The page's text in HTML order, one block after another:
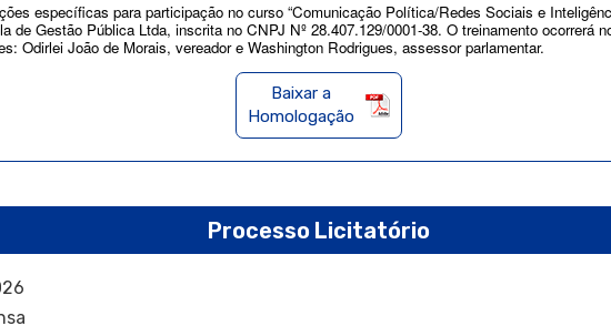
específicas para participação no curso “Comunicação Política/Redes Sociais e
de Gestão Pública Ltda, inscrita no CNPJ Nº 28.407.129/0001-38. O treinamento ocorrerá
Odirlei João de Morais, vereador e Washington Rodrigues, assessor parlamentar.
Baixar a
Homologação
Processo Licitatório